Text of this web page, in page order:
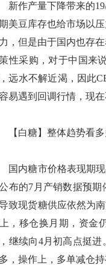
作产量下降带来的19/
美豆库存也给市场以
，但是由于国内也存
性采购，对于中国来
远水不解近渴，因此
易遇到回调行情，现
白糖】整体趋势看多
内糖市价格表现期现
布的7月产销数据预
致现货糖供应依然为
，移仓换月期，资金
继续向4月初高点挺
，操作上，多单减仓